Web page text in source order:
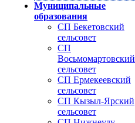
Муниципальные
образования
СП Бекетовский
сельсовет
СП
Восьмомартовский
сельсовет
СП Ермекеевский
сельсовет
СП Кызыл-Ярский
сельсовет